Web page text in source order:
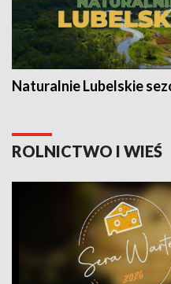
Naturalnie Lubelskie
ROLNICTWO I WIEŚ